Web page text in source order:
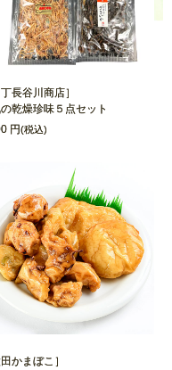
丁長谷川商店］
乾燥珍味５点セット
円(税込)
田かまぼこ］